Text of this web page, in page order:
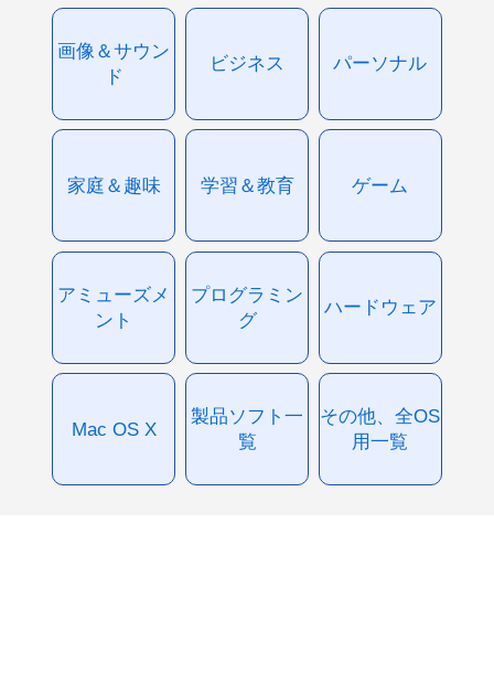
画像＆サウン
ド
ビジネス パーソナル
家庭＆趣味 学習＆教育 ゲーム
アミューズメ
ント
プログラミン
グ
ハードウェア
Mac OS X
製品ソフト一
覧
その他、全OS
用一覧